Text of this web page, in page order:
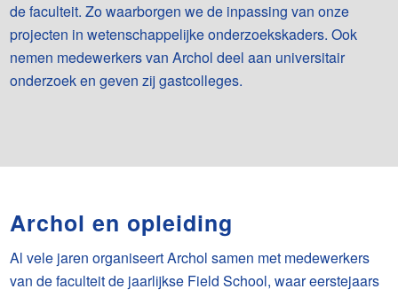
de faculteit. Zo waarborgen we de inpassing van onze
projecten in wetenschappelijke onderzoekskaders. Ook
nemen medewerkers van Archol deel aan universitair
onderzoek en geven zij gastcolleges.
Archol en opleiding
Al vele jaren organiseert Archol samen met medewerkers
van de faculteit de jaarlijkse Field School, waar eerstejaars